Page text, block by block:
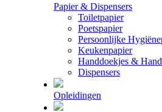
Papier & Dispensers
Toiletpapier
Poetspapier
Persoonlijke
Keukenpapier
Handdoekjes &
Dispensers
Opleidingen